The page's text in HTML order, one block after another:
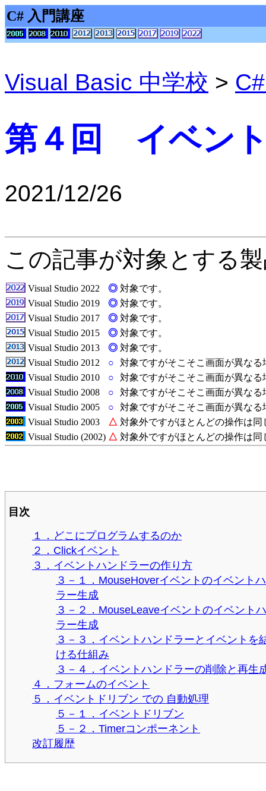
C# 入門講座
Visual Basic 中学校 >
第４回 イベン
2021/12/26
この記事が対象とする
Visual Studio 2022 ◎ 対象です。
Visual Studio 2019
◎ 対象です。
Visual Studio 2017
◎ 対象です。
Visual Studio 2015
◎ 対象です。
Visual Studio 2013
◎ 対象です。
Visual Studio 2012
○
対象ですがそこそこ画面が異なる
Visual Studio 2010
○
対象ですがそこそこ画面が異なる
Visual Studio 2008
○
対象ですがそこそこ画面が異なる
Visual Studio 2005
○
対象ですがそこそこ画面が異なる
Visual Studio 2003
△ 対象外ですがほとんどの操作は
Visual Studio (2002) △ 対象外ですがほとんどの操作は
目次
１．どこにプログラムするのか
２．Clickイベント
３．イベントハンドラーの作り方
３－１．MouseHoverイベントのイベント
ラー生成
３－２．MouseLeaveイベントのイベント
ラー生成
３－３．イベントハンドラーとイベントを
ける仕組み
３－４．イベントハンドラーの削除と再生
４．フォームのイベント
５．イベントドリブン での 自動処理
５－１．イベントドリブン
５－２．Timerコンポーネント
改訂履歴